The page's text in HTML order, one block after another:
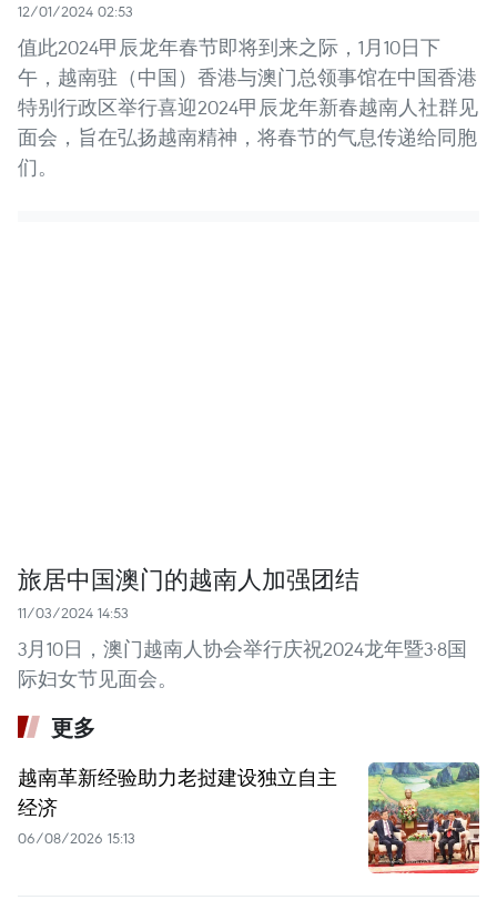
12/01/2024 02:53
值此2024甲辰龙年春节即将到来之际，1月10日下
午，越南驻（中国）香港与澳门总领事馆在中国香港
特别行政区举行喜迎2024甲辰龙年新春越南人社群见
面会，旨在弘扬越南精神，将春节的气息传递给同胞
们。
旅居中国澳门的越南人加强团结
11/03/2024 14:53
3月10日，澳门越南人协会举行庆祝2024龙年暨3·8国
际妇女节见面会。
更多
越南革新经验助力老挝建设独立自主
经济
06/08/2026 15:13